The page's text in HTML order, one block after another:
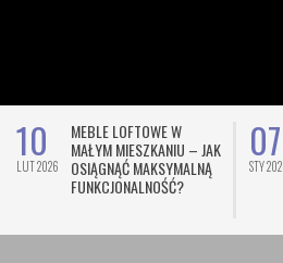
10
LUT 2026
MEBLE LOFTOWE W
MAŁYM MIESZKANIU – JAK
OSIĄGNĄĆ MAKSYMALNĄ
FUNKCJONALNOŚĆ?
07
STY